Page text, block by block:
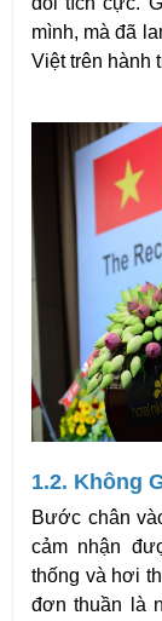
mình, mà đã
Việt trên hành
1.2. Không
Bước chân
cảm nhận
thống và hơi
đơn thuần là